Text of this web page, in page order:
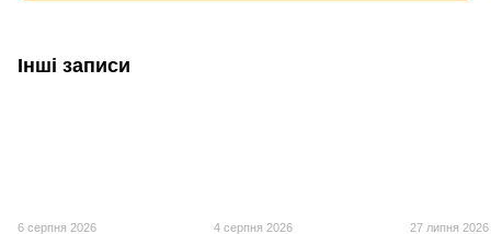
Інші записи
6 серпня 2026 4 серпня 2026 27 липня 2026